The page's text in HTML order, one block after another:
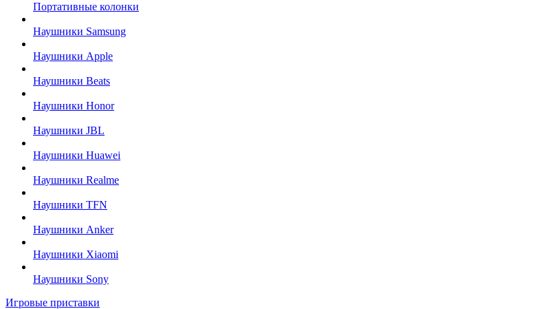
Портативные колонки
Наушники Samsung
Наушники Apple
Наушники Beats
Наушники Honor
Наушники JBL
Наушники Huawei
Наушники Realme
Наушники TFN
Наушники Anker
Наушники Xiaomi
Наушники Sony
Игровые приставки